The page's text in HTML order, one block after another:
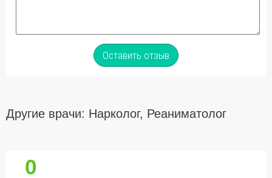
Оставить отзыв
Другие врачи: Нарколог, Реаниматолог
0